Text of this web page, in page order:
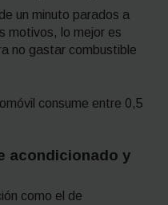
un minuto parados a
motivos, lo mejor es
no gastar combustible
consume entre 0,5
acondicionado y
como el de